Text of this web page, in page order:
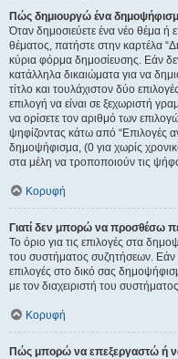
Πώς δημιουργώ ένα
Όταν δημοσιεύετε ένα νέο θέμα ή
θέματος, πατήστε στην καρτέλα
κύρια φόρμα δημοσίευσης. Εάν
κατάλληλα δικαιώματα για να
τίτλο και τουλάχιστον δύο
επιλογή να είναι σε ξεχωριστή
να ορίσετε τον αριθμό των
ψηφίζοντας κάτω από “Επιλογές
δημοψήφισμα, (0 για χωρίς
στα μέλη να τροποποιούν τις
Κορυφή
Γιατί δεν μπορώ να προσθέσω
Το όριο για τις επιλογές στα
του συστήματος συζητήσεων. Εάν
επιλογές στο δικό σας
με τον διαχειριστή του
Κορυφή
Πώς μπορώ να επεξεργαστώ ή